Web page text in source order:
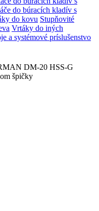
do búracích kladív s
do kovu Stupňovité
Vrtáky do iných
a systémové príslušenstvo